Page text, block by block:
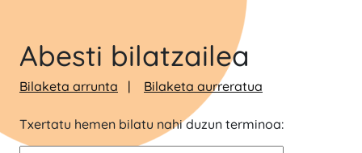
Abesti bilatzailea
Bilaketa arrunta Bilaketa aurreratua
Txertatu hemen bilatu nahi duzun terminoa: